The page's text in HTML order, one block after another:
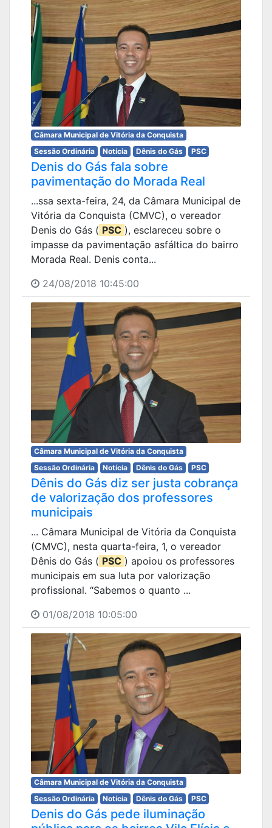
Câmara Municipal de Vitória da Conquista
Sessão Ordinária
Notícia Dênis do Gás PSC
Denis do Gás fala sobre
pavimentação do Morada Real
...ssa sexta-feira, 24, da Câmara Municipal de
Vitória da Conquista (CMVC), o vereador
Denis do Gás ( PSC ), esclareceu sobre o
impasse da pavimentação asfáltica do bairro
Morada Real. Denis conta...
24/08/2018 10:45:00
Câmara Municipal de Vitória da Conquista
Sessão Ordinária
Notícia Dênis do Gás PSC
Dênis do Gás diz ser justa cobrança
de valorização dos professores
municipais
... Câmara Municipal de Vitória da Conquista
(CMVC), nesta quarta-feira, 1, o vereador
Dênis do Gás ( PSC ) apoiou os professores
municipais em sua luta por valorização
profissional. “Sabemos o quanto ...
01/08/2018 10:05:00
Câmara Municipal de Vitória da Conquista
Sessão Ordinária
Notícia Dênis do Gás PSC
Denis do Gás pede iluminação